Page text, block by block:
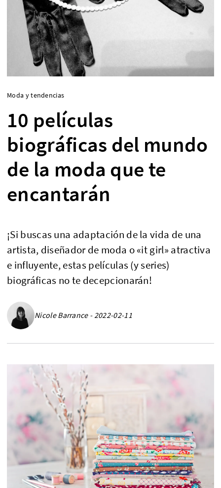
Moda y tendencias
10 películas
biográficas del mundo
de la moda que te
encantarán
¡Si buscas una adaptación de la vida de una
artista, diseñador de moda o «it girl» atractiva
e influyente, estas películas (y series)
biográficas no te decepcionarán!
Nicole Barrance - 2022-02-11